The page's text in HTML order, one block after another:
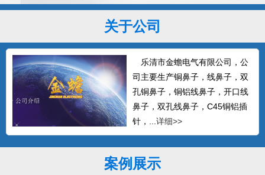
关于公司
乐清市金蟾电气有限公司，公
司主要生产铜鼻子，线鼻子，双
孔铜鼻子，铜铝线鼻子，开口线
鼻子，双孔线鼻子，C45铜铝插
针，...详细>>
案例展示